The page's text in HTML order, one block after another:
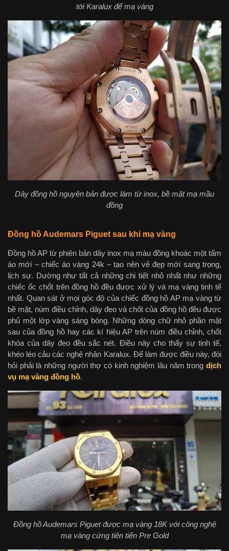
tới Karalux để mạ vàng
Dây đồng hồ nguyên bản được làm từ inox, bề mặt mạ mầu
đồng
Đồng hồ Audemars Piguet sau khi mạ vàng
Đồng hồ AP từ phiên bản dây inox mạ màu đồng khoác một tấm
áo mới – chiếc áo vàng 24k – tạo nên vẻ đẹp mới sang trọng,
lịch sự. Dường như tất cả những chi tiết nhỏ nhất như những
chiếc ốc chốt trên đồng hồ đều được xử lý và mạ vàng tinh tế
nhất. Quan sát ở mọi góc độ của chiếc đồng hồ AP mạ vàng từ
bề mặt, núm điều chỉnh, dây đeo và chốt của đồng hồ đều được
phủ một lớp vàng sáng bóng. Những dòng chữ nhỏ phần mặt
sau của đồng hồ hay các kí hiệu AP trên núm điều chỉnh, chốt
khóa của dây đeo đều sắc nét. Điều này cho thấy sự tinh tế,
khéo léo cảu các nghệ nhân Karalux. Để làm được điều này, đòi
hỏi phải là những người thợ có kinh nghiệm lâu năm trong dịch
vụ mạ vàng đồng hồ.
Đồng hồ Audemars Piguet được mạ vàng 18K với công nghệ
mạ vàng cứng tiên tiến Pre Gold